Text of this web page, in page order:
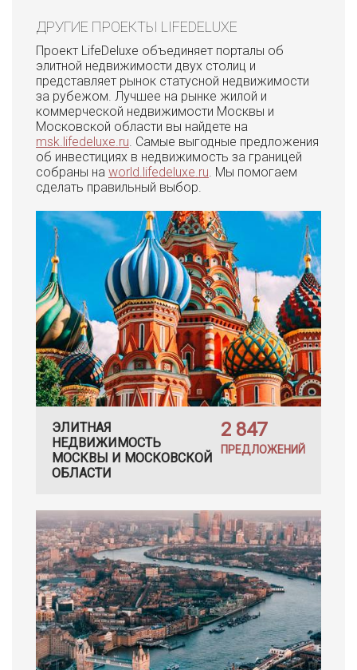
ДРУГИЕ ПРОЕКТЫ LIFEDELUXE
Проект LifeDeluxe объединяет порталы об
элитной недвижимости двух столиц и
представляет рынок статусной недвижимости
за рубежом. Лучшее на рынке жилой и
коммерческой недвижимости Москвы и
Московской области вы найдете на
msk.lifedeluxe.ru. Самые выгодные предложения
об инвестициях в недвижимость за границей
собраны на world.lifedeluxe.ru. Мы помогаем
сделать правильный выбор.
ЭЛИТНАЯ
НЕДВИЖИМОСТЬ
МОСКВЫ И МОСКОВСКОЙ
ОБЛАСТИ
2 847
ПРЕДЛОЖЕНИЙ